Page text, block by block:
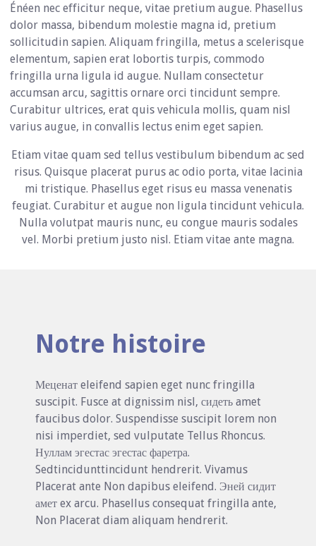
Énéen nec efficitur neque, vitae pretium augue. Phasellus
dolor massa, bibendum molestie magna id, pretium
sollicitudin sapien. Aliquam fringilla, metus a scelerisque
elementum, sapien erat lobortis turpis, commodo
fringilla urna ligula id augue. Nullam consectetur
accumsan arcu, sagittis ornare orci tincidunt sempre.
Curabitur ultrices, erat quis vehicula mollis, quam nisl
varius augue, in convallis lectus enim eget sapien.
Etiam vitae quam sed tellus vestibulum bibendum ac sed
risus. Quisque placerat purus ac odio porta, vitae lacinia
mi tristique. Phasellus eget risus eu massa venenatis
feugiat. Curabitur et augue non ligula tincidunt vehicula.
Nulla volutpat mauris nunc, eu congue mauris sodales
vel. Morbi pretium justo nisl. Etiam vitae ante magna.
Notre histoire
Меценат eleifend sapien eget nunc fringilla
suscipit. Fusce at dignissim nisl, сидеть amet
faucibus dolor. Suspendisse suscipit lorem non
nisi imperdiet, sed vulputate Tellus Rhoncus.
Нуллам эгестас эгестас фаретра.
Sedtincidunttincidunt hendrerit. Vivamus
Placerat ante Non dapibus eleifend. Эней сидит
амет ex arcu. Phasellus consequat fringilla ante,
Non Placerat diam aliquam hendrerit.